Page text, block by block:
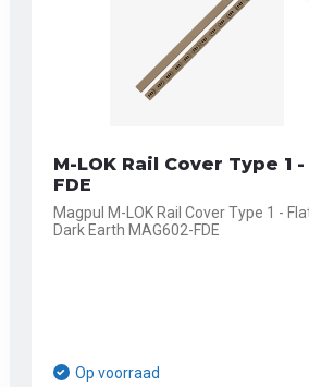
M-LOK Rail Cover Type 1 -
FDE
Magpul M-LOK Rail Cover Type 1 -
Dark Earth MAG602-FDE
Op voorraad